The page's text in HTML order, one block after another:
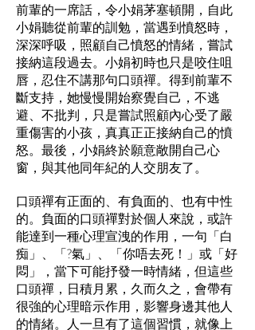
前輩的一席話，令小娟茅塞頓開，自此
小娟聽從前輩的訓勉，當遇到憤怒時，
深深呼吸，照顧自己憤怒的情緒，嘗試
接納這段過去。小娟初時也只是咬住咀
唇，忍住不講那句口頭禪。得到前輩不
斷支持，她慢慢開始察覺自己，不逃
避、不批判，只是嘗試照顧內心受了嚴
重傷害的小孩，真真正正接納自己的憤
怒。最後，小娟終於願意敞開自己心
窗，與其他同年紀的人交朋友了。
口頭禪有正面的、有負面的、也有中性
的。負面的口頭禪對於個人來說，或許
能達到一種心理宣洩的作用，一句「白
痴」、「?氣」、「你唔去死！」或「好
悶」，當下可能抒發一時情緒，但這些
口頭禪，日積月累，久而久之，會帶有
很強的心理暗示作用，影響身邊其他人
的情緒。人一旦有了這個習慣，就像上